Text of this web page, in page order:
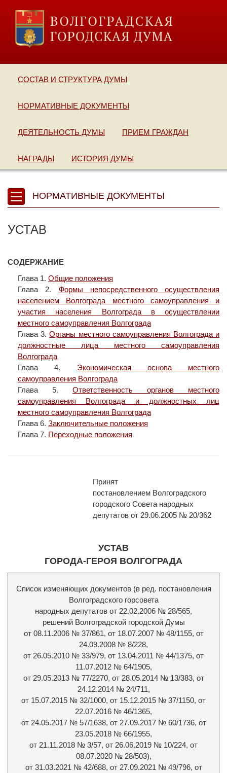
СОСТАВ И СТРУКТУРА ДУМЫ
НОРМАТИВНЫЕ ДОКУМЕНТЫ
ДЕЯТЕЛЬНОСТЬ ДУМЫ ПРИЕМ ГРАЖДАН
НАГРАДЫ ИСТОРИЯ ДУМЫ
НОРМАТИВНЫЕ ДОКУМЕНТЫ
УСТАВ
СОДЕРЖАНИЕ
Глава 1. Общие положения
Глава 2. Формы непосредственного осуществления
населением Волгограда местного самоуправления и
участия населения Волгограда в осуществлении
местного самоуправления Волгограда
Глава 3.Органы местного самоуправления Волгограда и
должностные лица местного самоуправления
Волгограда
Глава 4. Экономическая основа местного
самоуправления Волгограда
Глава 5. Ответственность органов местного
самоуправления Волгограда и должностных лиц
местного самоуправления Волгограда
Глава 6. Заключительные положения
Глава 7. Переходные положения
Принят
постановлением Волгоградского
городского Совета народных
депутатов от 29.06.2005 № 20/362
УСТАВ
ГОРОДА-ГЕРОЯ ВОЛГОГРАДА
Список изменяющих документов (в ред. постановления
Волгоградского горсовета
народных депутатов от 22.02.2006 № 28/565,
решений Волгоградской городской Думы
от 08.11.2006 № 37/861, от 18.07.2007 № 48/1155, от
24.09.2008 № 8/228,
от 26.05.2010 № 33/979, от 13.04.2011 № 44/1375, от
11.07.2012 № 64/1905,
от 29.05.2013 № 77/2270, от 28.05.2014 № 13/383, от
24.12.2014 № 24/711,
от 15.07.2015 № 32/1000, от 15.12.2015 № 37/1150, от
22.07.2016 № 46/1365,
от 24.05.2017 № 57/1638, от 27.09.2017 № 60/1736, от
23.05.2018 № 66/1955,
от 21.11.2018 № 3/57, от 26.06.2019 № 10/224, от
08.07.2020 № 28/503),
от 31.03.2021 № 42/688, от 27.09.2021 № 49/796, от